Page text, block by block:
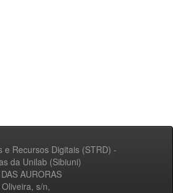
e Recursos Digitais (STRD) -
da Unilab (Sibiuni)
AURORAS
s/n,